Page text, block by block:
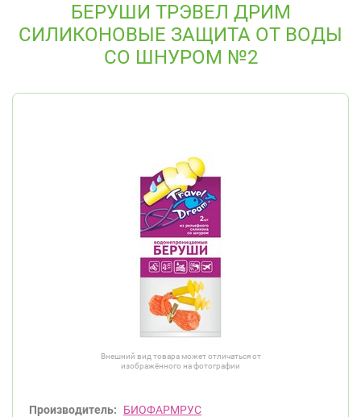
БЕРУШИ ТРЭВЕЛ ДРИМ
СИЛИКОНОВЫЕ ЗАЩИТА ОТ ВОДЫ
СО ШНУРОМ №2
Внешний вид товара может отличаться от
изображённого на фотографии
Производитель: БИОФАРМРУС